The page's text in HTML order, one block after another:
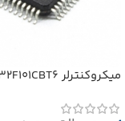
میکروکنترلر STM32F101CBT6